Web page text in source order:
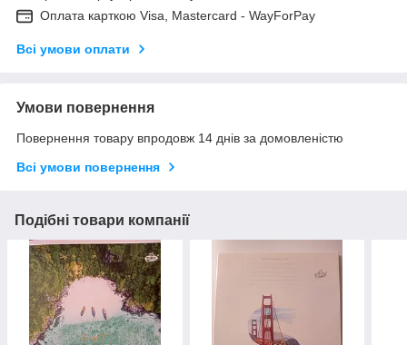
Оплата карткою Visa, Mastercard - WayForPay
Всі умови оплати
Умови повернення
Повернення товару впродовж 14 днів за домовленістю
Всі умови повернення
Подібні товари компанії